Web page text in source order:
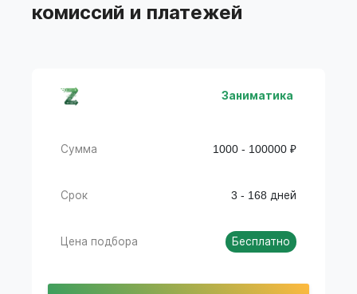
комиссий и платежей
Заниматика
Сумма 1000 - 100000 ₽
Срок 3 - 168 дней
Цена подбора Бесплатно